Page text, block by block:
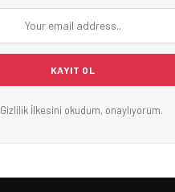
Gizlilik İlkesini okudum, onaylıyorum.